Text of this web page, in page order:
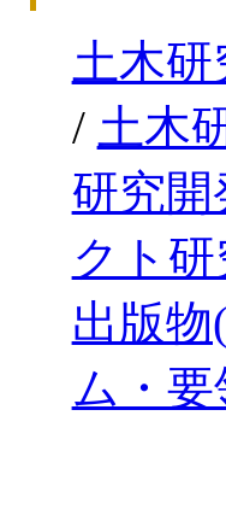
土木
/ 土木
研究
クト研
出版
ム・